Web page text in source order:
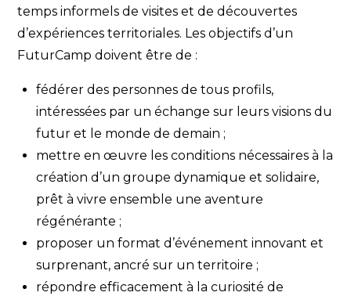
temps informels de visites et de découvertes
d’expériences territoriales. Les objectifs d’un
FuturCamp doivent être de :
fédérer des personnes de tous profils,
intéressées par un échange sur leurs visions du
futur et le monde de demain ;
mettre en œuvre les conditions nécessaires à la
création d’un groupe dynamique et solidaire,
prêt à vivre ensemble une aventure
régénérante ;
proposer un format d’événement innovant et
surprenant, ancré sur un territoire ;
répondre efficacement à la curiosité de